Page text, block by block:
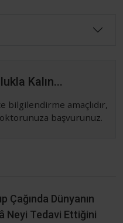
Kalın...
bilgilendirme amaçlıdır,
başvurunuz.
Çağında Dünyanın
Neyi Tedavi Ettiğini